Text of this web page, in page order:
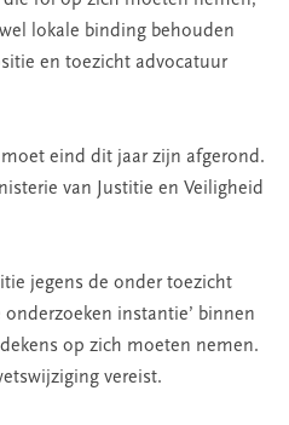
lokale binding behouden
en toezicht advocatuur
eind dit jaar zijn afgerond.
van Justitie en Veiligheid
jegens de onder toezicht
onderzoeken instantie’ binnen
op zich moeten nemen.
vereist.